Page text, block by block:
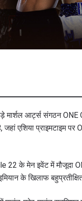
मार्शल आर्ट्स संगठन ONE
है, जहां एशिया
22 के मेन इवेंट में मौजूदा
के खिलाफ